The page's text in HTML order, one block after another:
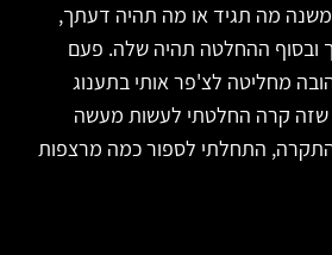
מה תגיד או מה תהיה דעתך,
ובסוף ההחלטה תהיה שלה. פעם
מחליטה לצ'פר אותי בתענוג
שזה קרה החלטתי לעשות מעשה
התחלתי לספור כמה מרצפות